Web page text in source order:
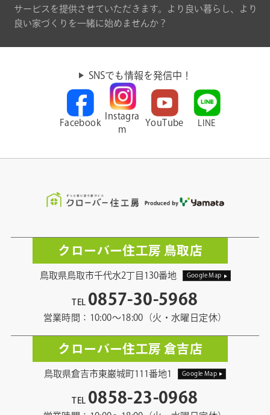
サービスを提供させていただきます。より良い暮らし、より
良い家づくりを一緒に始めませんか？
SNSでも情報を発信中！
Facebook
Instagra
m
YouTube LINE
クローバー住工房 鳥取店
鳥取県鳥取市千代水2丁目130番地 Google Map
TEL 0857-30-5968
営業時間：10:00〜18:00（火・水曜日定休）
クローバー住工房 倉吉店
鳥取県倉吉市東巌城町111番地1 Google Map
TEL 0858-23-0968